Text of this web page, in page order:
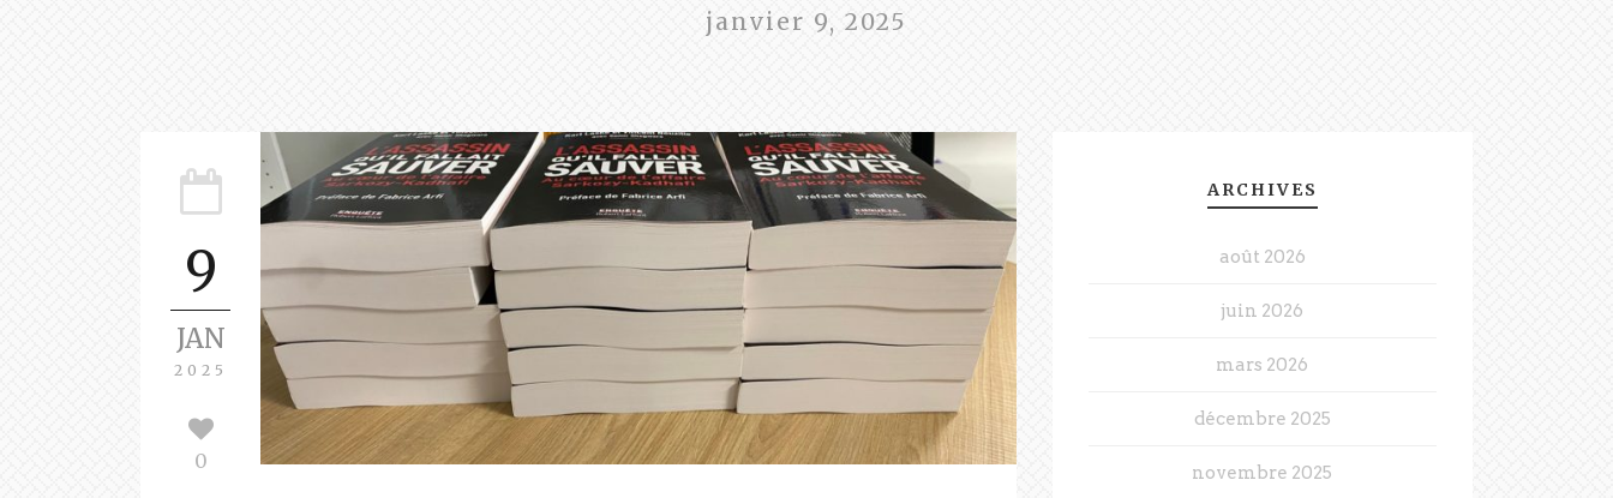
janvier 9, 2025
9
JAN
2025
0
ARCHIVES
août 2026
juin 2026
mars 2026
décembre 2025
novembre 2025